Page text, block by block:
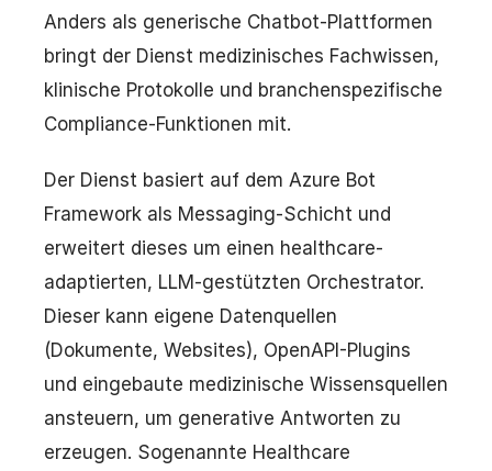
Anders als generische Chatbot-Plattformen
bringt der Dienst medizinisches Fachwissen,
klinische Protokolle und branchenspezifische
Compliance-Funktionen mit.
Der Dienst basiert auf dem Azure Bot
Framework als Messaging-Schicht und
erweitert dieses um einen healthcare-
adaptierten, LLM-gestützten Orchestrator.
Dieser kann eigene Datenquellen
(Dokumente, Websites), OpenAPI-Plugins
und eingebaute medizinische Wissensquellen
ansteuern, um generative Antworten zu
erzeugen. Sogenannte Healthcare